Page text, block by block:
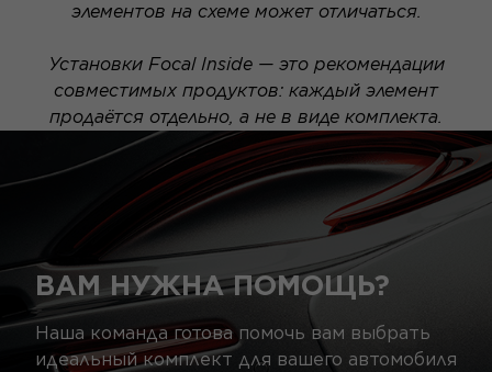
элементов на схеме может отличаться.
Установки Focal Inside — это рекомендации
совместимых продуктов: каждый элемент
продаётся отдельно, а не в виде комплекта.
ВАМ НУЖНА ПОМОЩЬ?
Наша команда готова помочь вам выбрать
идеальный комплект для вашего автомобиля